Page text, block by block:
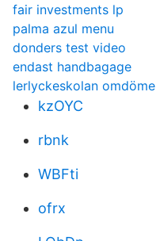
fair investments lp
palma azul menu
donders test video
endast handbagage
lerlyckeskolan omdöme
kzOYC
rbnk
WBFti
ofrx